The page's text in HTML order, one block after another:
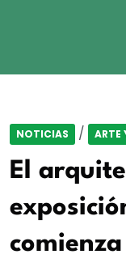
NOTICIAS / ARTE
El